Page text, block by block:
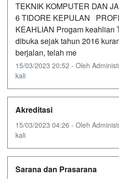
TEKNIK KOMPUTER DAN
6 TIDORE KEPULAN
KEAHLIAN Progam keahlian
dibuka sejak tahun 2016
berjalan, telah me
15/03/2023 20:52 - Oleh
kali
Akreditasi
15/03/2023 04:26 - Oleh
kali
Sarana dan Prasarana